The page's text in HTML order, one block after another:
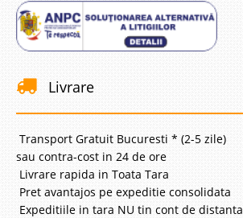
Livrare
Transport Gratuit Bucuresti * (2-5 zile)
sau contra-cost in 24 de ore
Livrare rapida in Toata Tara
Pret avantajos pe expeditie consolidata
Expeditiile in tara NU tin cont de distanta